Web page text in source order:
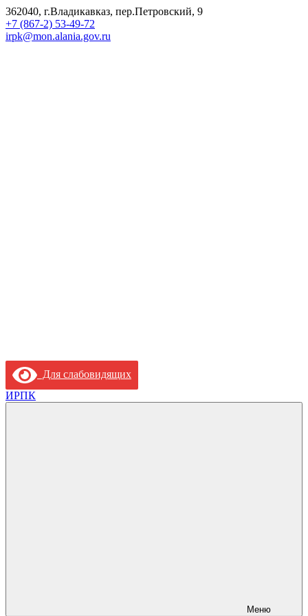
362040, г.Владикавказ, пер.Петровский, 9
+7 (867-2) 53-49-72
irpk@mon.alania.gov.ru
Для слабовидящих
ИРПК
Меню